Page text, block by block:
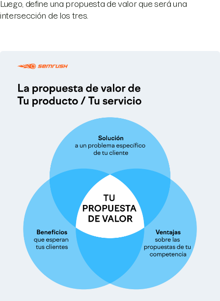
Luego, define una propuesta de valor que será una
intersección de los tres.